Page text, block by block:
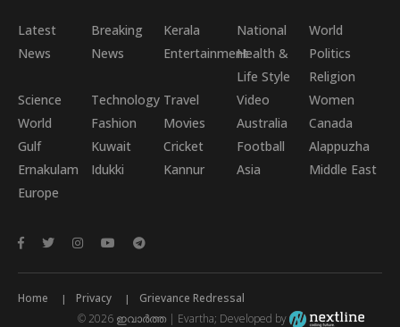
Latest
News
Breaking
News
Kerala National
World
EntertainmentHealth &
Life Style
Politics
Religion
Science
World
Technology Travel Video
Women
Fashion
Movies Australia
Canada
Gulf
Kuwait Cricket Football
Alappuzha
Ernakulam
Idukki Kannur Asia
Middle East
Europe
Home Privacy
Grievance Redressal
© 2026 ഇവാർത്ത | Evartha; Developed by